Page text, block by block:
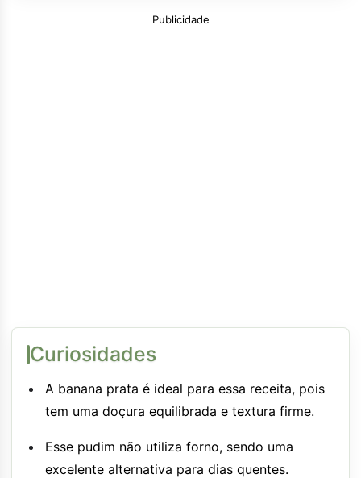
Publicidade
Curiosidades
A banana prata é ideal para essa receita, pois
tem uma doçura equilibrada e textura firme.
Esse pudim não utiliza forno, sendo uma
excelente alternativa para dias quentes.